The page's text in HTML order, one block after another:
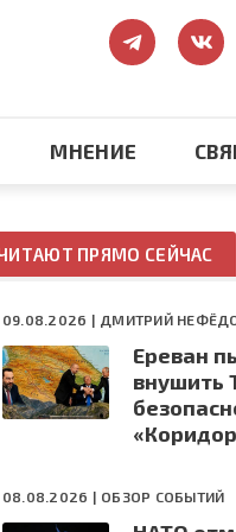
Конфликт на
МНЕНИЕ
ПРЯМО СЕЙЧАС
09.08.2026 | ДМИТРИЙ
Ереван
внушить
08.08.2026 | ОБЗОР СОБЫТИЙ